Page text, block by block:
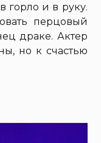
горло и в руку.
перцовый
драке. Актер
но к счастью